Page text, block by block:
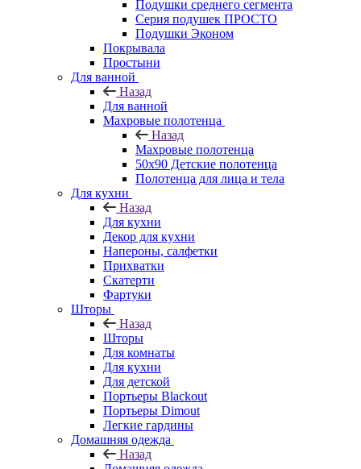
Подушки среднего сегмента
Серия подушек ПРОСТО
Подушки Эконом
Покрывала
Простыни
Для ванной
Назад
Для ванной
Махровые полотенца
Назад
Махровые полотенца
50х90 Детские полотенца
Полотенца для лица и тела
Для кухни
Назад
Для кухни
Декор для кухни
Напероны, салфетки
Прихватки
Скатерти
Фартуки
Шторы
Назад
Шторы
Для комнаты
Для кухни
Для детской
Портьеры Blackout
Портьеры Dimout
Легкие гардины
Домашняя одежда
Назад